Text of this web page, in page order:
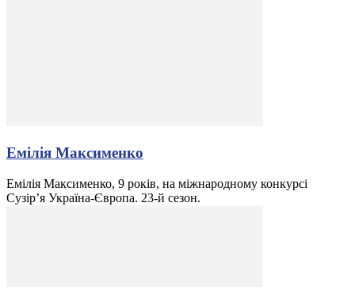
Емілія Максименко
Емілія Максименко, 9 років, на міжнародному конкурсі
Сузір’я Україна-Європа. 23-й сезон.